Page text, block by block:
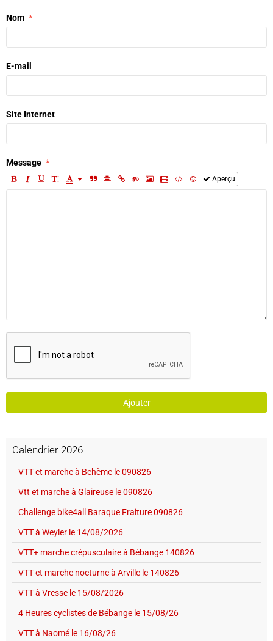
Nom
E-mail
Site Internet
Message
Aperçu
Ajouter
Calendrier 2026
VTT et marche à Behème le 090826
Vtt et marche à Glaireuse le 090826
Challenge bike4all Baraque Fraiture 090826
VTT à Weyler le 14/08/2026
VTT+ marche crépusculaire à Bébange 140826
VTT et marche nocturne à Arville le 140826
VTT à Vresse le 15/08/2026
4 Heures cyclistes de Bébange le 15/08/26
VTT à Naomé le 16/08/26